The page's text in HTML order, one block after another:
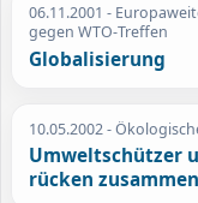
06.11.2001 -
gegen WTO-Treffen
Globalisierung
10.05.2002-
Umweltschützer
rücken zusammen